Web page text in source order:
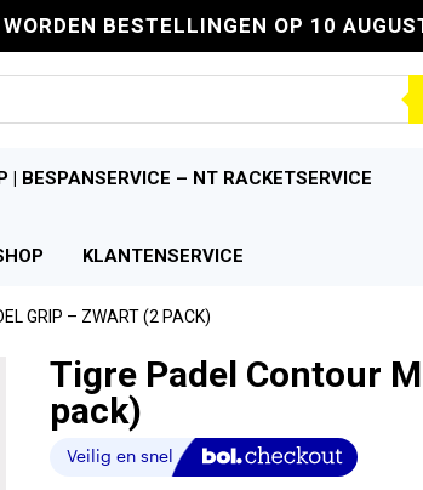
BESTELLINGEN OP 10
| BESPANSERVICE – NT RACKETSERVICE
KLANTENSERVICE
GRIP – ZWART (2 PACK)
Tigre Padel Contour
pack)